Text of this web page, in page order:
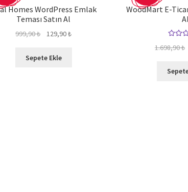
Homes WordPress Emlak
Teması Satın Al
999,90₺
Orijinal
999,90 ₺.
129,90₺Şu
Sepete Ekle
WoodMart E-
Al
5.00
1.698,90₺